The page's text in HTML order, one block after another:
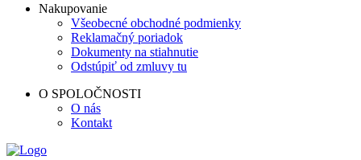
Nakupovanie
Všeobecné obchodné podmienky
Reklamačný poriadok
Dokumenty na stiahnutie
Odstúpiť od zmluvy tu
O SPOLOČNOSTI
O nás
Kontakt